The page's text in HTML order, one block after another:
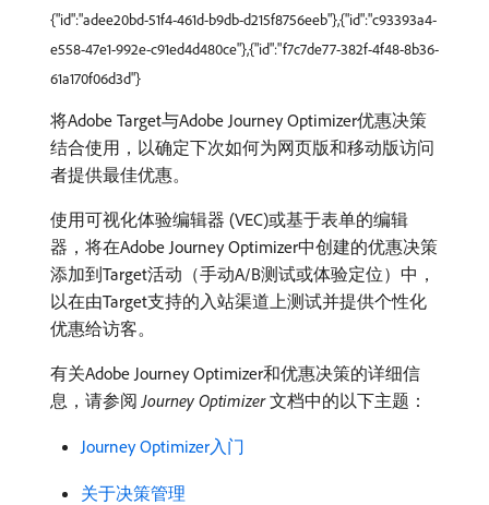
{"id":"adee20bd-51f4-461d-b9db-d215f8756eeb"},{"id":"c93393a4-
e558-47e1-992e-c91ed4d480ce"},{"id":"f7c7de77-382f-4f48-8b36-
61a170f06d3d"}
将Adobe Target与Adobe Journey Optimizer优惠决策
结合使用，以确定下次如何为网页版和移动版访问
者提供最佳优惠。
使用可视化体验编辑器 (VEC)或基于表单的编辑
器，将在Adobe Journey Optimizer中创建的优惠决策
添加到Target活动（手动A/B测试或体验定位）中，
以在由Target支持的入站渠道上测试并提供个性化
优惠给访客。
有关Adobe Journey Optimizer和优惠决策的详细信
息，请参阅​Journey Optimizer​文档中的以下主题：
Journey Optimizer入门
关于决策管理